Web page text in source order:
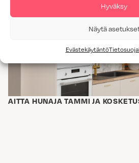
Hyväksy
Näytä
Evästekäytäntö
AITTA HUNAJA TAMMI JA